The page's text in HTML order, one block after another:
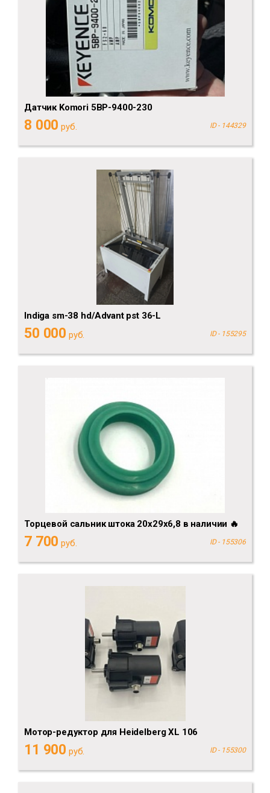
Датчик Komori 5BP-9400-230
8 000 руб. ID - 144329
Indiga sm-38 hd/Advant pst 36-L
50 000 руб. ID - 155295
Торцевой сальник штока 20х29х6,8 в наличии 🔥
7 700 руб. ID - 155306
Мотор-редуктор для Heidelberg XL 106
11 900 руб. ID - 155300